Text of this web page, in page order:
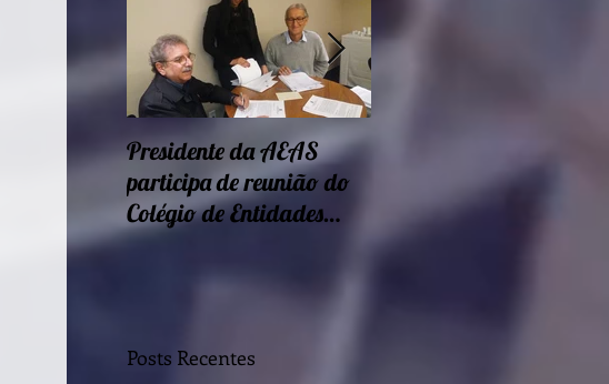
Presidente da AEAS
participa de reunião do
Colégio de Entidades
Regionais
sustentabilidade seguem
nessa semana
Posts Recentes